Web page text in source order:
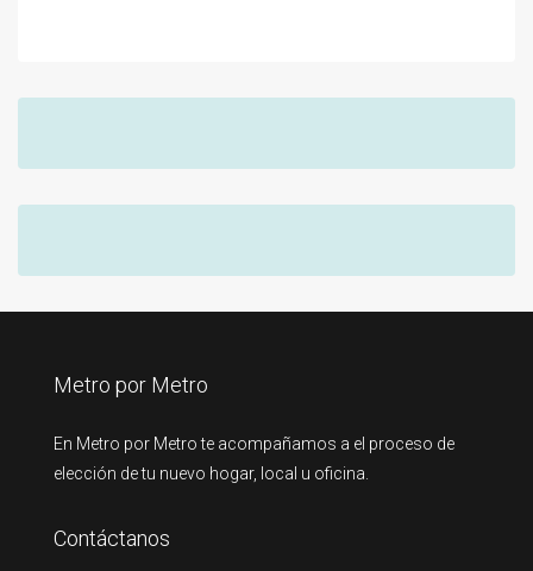
Metro por Metro
En Metro por Metro te acompañamos a el proceso de
elección de tu nuevo hogar, local u oficina.
Contáctanos